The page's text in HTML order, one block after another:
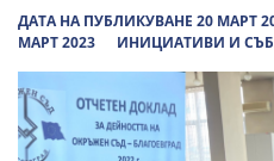
ДАТА НА ПУБЛИКУВАНЕ 20 МАРТ
МАРТ 2023
ИНИЦИАТИВИ И